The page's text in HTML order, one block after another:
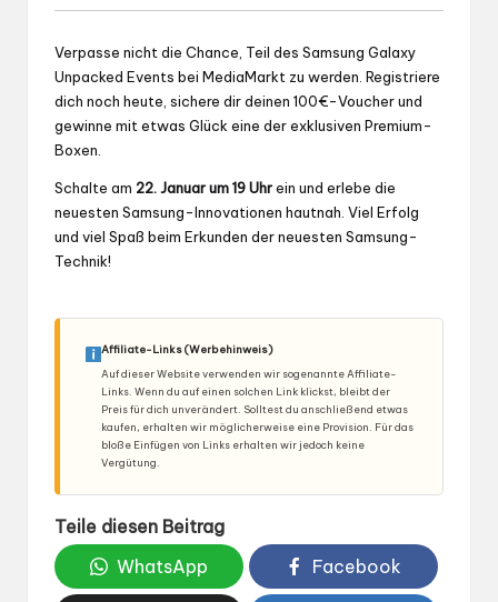
Verpasse nicht die Chance, Teil des Samsung Galaxy
Unpacked Events bei MediaMarkt zu werden. Registriere
dich noch heute, sichere dir deinen 100€-Voucher und
gewinne mit etwas Glück eine der exklusiven Premium-
Boxen.
Schalte am 22. Januar um 19 Uhrein und erlebe die
neuesten Samsung-Innovationen hautnah. Viel Erfolg
und viel Spaß beim Erkunden der neuesten Samsung-
Technik!
Affiliate-Links (Werbehinweis)
Auf dieser Website verwenden wir sogenannte Affiliate-
Links. Wenn du auf einen solchen Link klickst, bleibt der
Preis für dich unverändert. Solltest du anschließend etwas
kaufen, erhalten wir möglicherweise eine Provision. Für das
bloße Einfügen von Links erhalten wir jedoch keine
Vergütung.
Teile diesen Beitrag
WhatsApp
Facebook